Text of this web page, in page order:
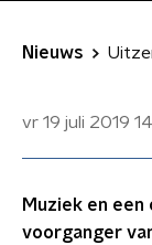
Nieuws
vr 19 juli 2019
Muziek en
voorganger